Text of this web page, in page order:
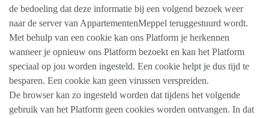
de bedoeling dat deze informatie bij een volgend bezoek weer
naar de server van AppartementenMeppel teruggestuurd wordt.
Met behulp van een cookie kan ons Platform je herkennen
wanneer je opnieuw ons Platform bezoekt en kan het Platform
speciaal op jou worden ingesteld. Een cookie helpt je dus tijd te
besparen. Een cookie kan geen virussen verspreiden.
De browser kan zo ingesteld worden dat tijdens het volgende
gebruik van het Platform geen cookies worden ontvangen. In dat